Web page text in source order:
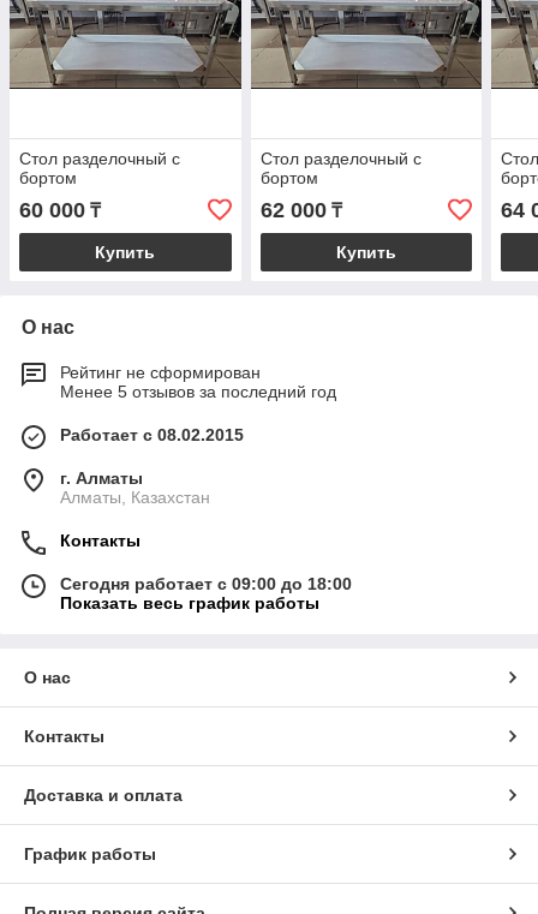
Стол разделочный с
бортом
60 000 ₸
Купить
Стол разделочный с
бортом
62 000₸
Купить
64
О нас
Рейтинг не сформирован
Менее 5 отзывов за последний год
Работает с 08.02.2015
г. Алматы
Алматы, Казахстан
Контакты
Сегодня работает с 09:00 до 18:00
Показать весь график работы
О нас
Контакты
Доставка и оплата
График работы